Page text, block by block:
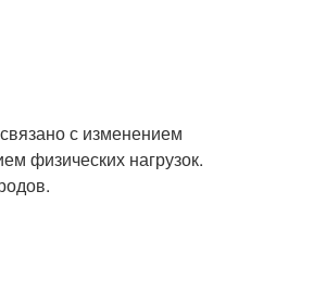
с изменением
физических нагрузок.